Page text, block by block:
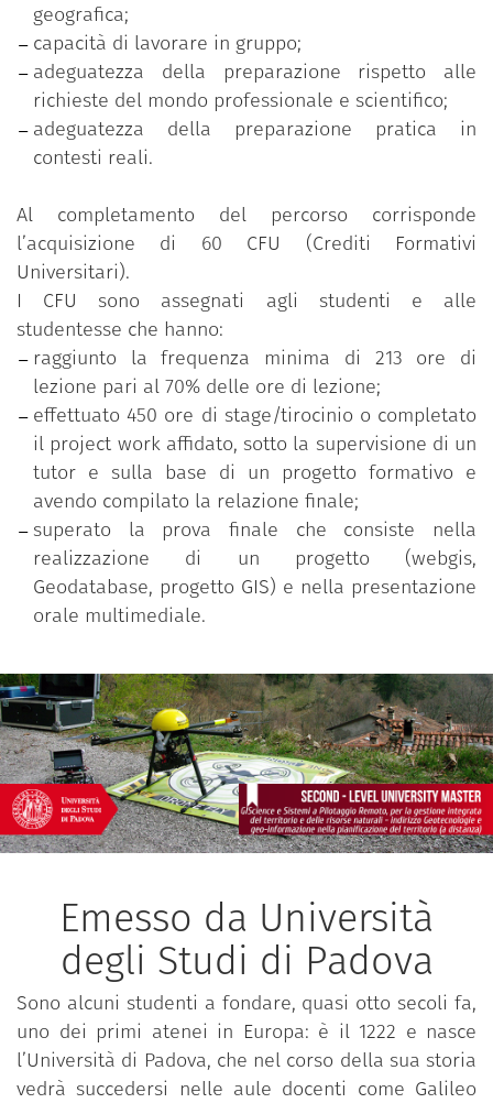
geografica;
capacità di lavorare in gruppo;
adeguatezza della preparazione rispetto alle
richieste del mondo professionale e scientifico;
adeguatezza della preparazione pratica in
contesti reali.
Al completamento del percorso corrisponde
l’acquisizione di 60 CFU (Crediti Formativi
Universitari).
I CFU sono assegnati agli studenti e alle
studentesse che hanno:
raggiunto la frequenza minima di 213 ore di
lezione pari al 70% delle ore di lezione;
effettuato 450 ore di stage/tirocinio o completato
il project work affidato, sotto la supervisione di un
tutor e sulla base di un progetto formativo e
avendo compilato la relazione finale;
superato la prova finale che consiste nella
realizzazione di un progetto (webgis,
Geodatabase, progetto GIS) e nella presentazione
orale multimediale.
Emesso da Università
degli Studi di Padova
Sono alcuni studenti a fondare, quasi otto secoli fa,
uno dei primi atenei in Europa: è il 1222 e nasce
l’Università di Padova, che nel corso della sua storia
vedrà succedersi nelle aule docenti come Galileo